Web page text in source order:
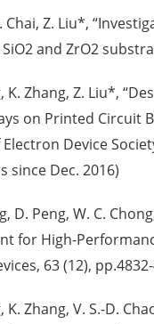
Chai, Z. Liu*,
and ZrO2
K. Zhang, Z. Liu*,
on Printed Circuit
Electron Device
since Dec. 2016)
D. Peng, W. C.
for High-
63 (12),
K. Zhang, V. S.-D.